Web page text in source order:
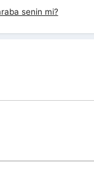
senin mi?